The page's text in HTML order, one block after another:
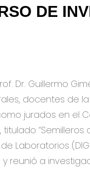
DE
Dr. Guillermo
docentes de
jurados en el
titulado
Laboratorios
y reunió a